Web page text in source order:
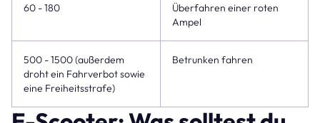
60 - 180
Überfahren einer roten
Ampel
500 - 1500 (außerdem
droht ein Fahrverbot sowie
eine Freiheitsstrafe)
Betrunken fahren